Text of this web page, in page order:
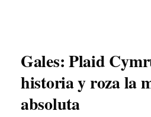
Gales: Plaid
historia y roza la
absoluta